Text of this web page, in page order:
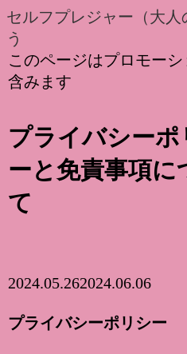
セルフプレジャー（大
う
このページはプロモーシ
含みます
プライバシーポ
ーと免責事項に
て
2024.05.262024.06.06
プライバシーポリシー